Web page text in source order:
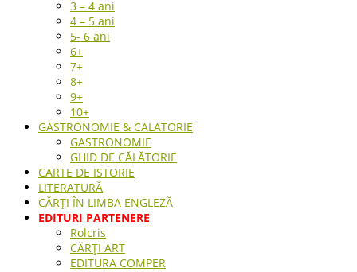
3 – 4 ani
4 – 5 ani
5- 6 ani
6+
7+
8+
9+
10+
GASTRONOMIE & CALATORIE
GASTRONOMIE
GHID DE CĂLĂTORIE
CARTE DE ISTORIE
LITERATURĂ
CĂRȚI ÎN LIMBA ENGLEZĂ
EDITURI PARTENERE
Rolcris
CĂRȚI ART
EDITURA COMPER